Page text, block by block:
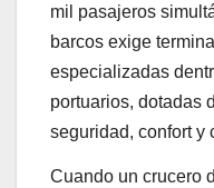
mil pasajeros
barcos exige
especializadas
portuarios, dotadas
seguridad, confort y
Cuando un crucero